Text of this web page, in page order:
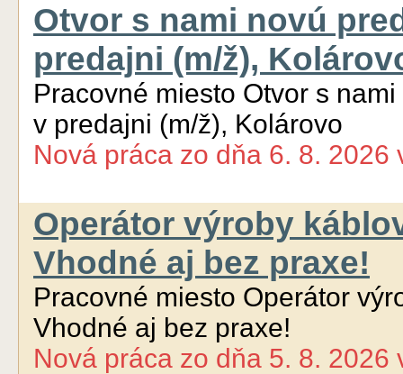
Otvor s nami novú
predajni (m/ž),
Pracovné miesto Otvor s
v predajni (m/ž), Kolárovo
Nová práca zo dňa 6. 8. 2026
Operátor výroby
Vhodné aj bez praxe!
Pracovné miesto Operátor
Vhodné aj bez praxe!
Nová práca zo dňa 5. 8. 2026